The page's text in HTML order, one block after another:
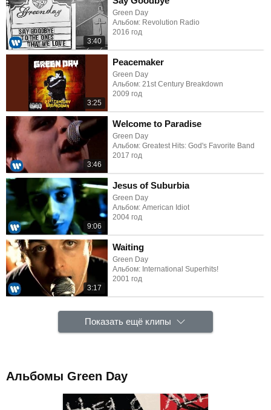
3:40
Green Day
Альбом: Revolution Radio
2016 год
3:25
Peacemaker
Green Day
Альбом: 21st Century Breakdown
2009 год
3:46
Welcome to Paradise
Green Day
Альбом: Greatest Hits: God's Favorite Band
2017 год
9:06
Jesus of Suburbia
Green Day
Альбом: American Idiot
2004 год
3:17
Waiting
Green Day
Альбом: International Superhits!
2001 год
Показать ещё клипы
Альбомы Green Day